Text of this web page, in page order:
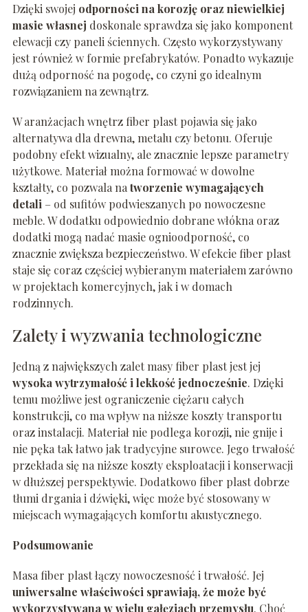
Dzięki swojej odporności na korozję oraz niewielkiej
masie własnej doskonale sprawdza się jako komponent
elewacji czy paneli ściennych. Często wykorzystywany
jest również w formie prefabrykatów. Ponadto wykazuje
dużą odporność na pogodę, co czyni go idealnym
rozwiązaniem na zewnątrz.
W aranżacjach wnętrz fiber plast pojawia się jako
alternatywa dla drewna, metalu czy betonu. Oferuje
podobny efekt wizualny, ale znacznie lepsze parametry
użytkowe. Materiał można formować w dowolne
kształty, co pozwala natworzenie wymagających
detali – od sufitów podwieszanych po nowoczesne
meble. W dodatku odpowiednio dobrane włókna oraz
dodatki mogą nadać masie ognioodporność, co
znacznie zwiększa bezpieczeństwo. W efekcie fiber plast
staje się coraz częściej wybieranym materiałem zarówno
w projektach komercyjnych, jak i w domach
rodzinnych.
Zalety i wyzwania technologiczne
Jedną z największych zalet masy fiber plast jest jej
wysoka wytrzymałość i lekkość jednocześnie. Dzięki
temu możliwe jest ograniczenie ciężaru całych
konstrukcji, co ma wpływ na niższe koszty transportu
oraz instalacji. Materiał nie podlega korozji, nie gnije i
nie pęka tak łatwo jak tradycyjne surowce. Jego trwałość
przekłada się na niższe koszty eksploatacji i konserwacji
w dłuższej perspektywie. Dodatkowo fiber plast dobrze
tłumi drgania i dźwięki, więc może być stosowany w
miejscach wymagających komfortu akustycznego.
Podsumowanie
Masa fiber plast łączy nowoczesność i trwałość. Jej
uniwersalne właściwości sprawiają, że może być
wykorzystywana w wielu gałęziach przemysłu. Choć